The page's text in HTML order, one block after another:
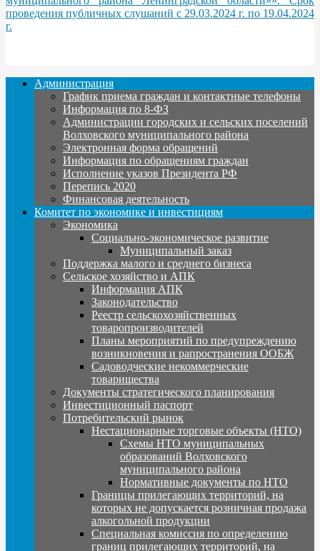
проведения публичных слушаний с 29.03.2024 г. по 19.04.2024
г.
Администрация
График приема граждан и контактные телефоны
Информация по 8-ФЗ
Администрации городских и сельских поселений
Волховского муниципального района
Электронная форма обращений
Информация по обращениям граждан
Исполнение указов Президента РФ
Перепись 2020
Финансовая деятельность
Комитет по экономике и инвестициям
Экономика
Социально-экономическое развитие
Муниципальный заказ
Поддержка малого и среднего бизнеса
Сельское хозяйство и АПК
Информация АПК
Законодательство
Реестр сельскохозяйственных
товаропроизводителей
Планы мероприятий по предупреждению
возникновения и рапространения ООБЖ
Садоводческие некоммерческие
товарищества
Документы стратегического планирования
Инвестиционный паспорт
Потребительский рынок
Нестационарные торговые объекты (НТО)
Схемы НТО муниципальных
образований Волховского
муниципального района
Нормативные документы по НТО
Границы прилегающих территорий, на
которых не допускается розничная продажа
алкогольной продукции
Специальная комиссия по определению
границ прилегающих территорий, на